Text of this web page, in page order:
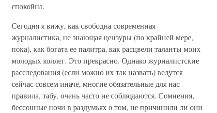
спокойна.
Сегодня я вижу, как свободна современная
журналистика, не знающая цензуры (по крайней мере,
пока), как богата ее палитра, как расцвели таланты моих
молодых коллег. Это прекрасно. Однако журналистские
расследования (если можно их так назвать) ведутся
сейчас совсем иначе, многие обязательные для нас
правила, табу, очень часто не соблюдаются. Сомнения,
бессонные ночи в раздумьях о том, не причинили ли они